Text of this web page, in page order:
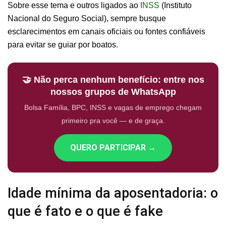
Sobre esse tema e outros ligados ao INSS (Instituto
Nacional do Seguro Social), sempre busque
esclarecimentos em canais oficiais ou fontes confiáveis
para evitar se guiar por boatos.
🤝 Não perca nenhum benefício: entre nos
nossos grupos de WhatsApp
Bolsa Família, BPC, INSS e vagas de emprego chegam
primeiro pra você — e de graça.
QUERO PARTICIPAR →
Idade mínima da aposentadoria: o
que é fato e o que é fake